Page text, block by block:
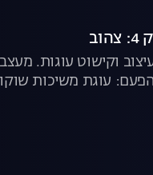
וקישוט עוגות.
עוגת משיכות